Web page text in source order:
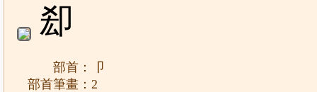
㕁
部首：卩
部首筆畫：2